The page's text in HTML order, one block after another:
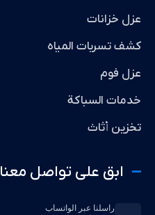
عزل خزانات
كشف تسربات المياه
عزل فوم
خدمات السباكة
تخزين أثاث
ابق على تواصل معنا
راسلنا عبر الواتساب